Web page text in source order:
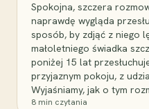
Spokojna, szczera
naprawdę wygląda
sposób, by zdjąć z niego
małoletniego świadka
poniżej 15 lat
przyjaznym pokoju, z
Wyjaśniamy, jak o tym
8 min czytania